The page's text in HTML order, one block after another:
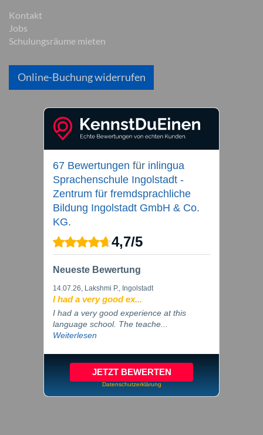
Kontakt
Jobs
Schulungsräume mieten
Online-Buchung widerrufen
67 Bewertungen für inlingua
Sprachenschule Ingolstadt -
Zentrum für fremdsprachliche
Bildung Ingolstadt GmbH & Co.
KG.
4,7/5
Neueste Bewertung
14.07.26, Lakshmi P., Ingolstadt
I had a very good ex...
I had a very good experience at this
language school. The teache...
Weiterlesen
JETZT BEWERTEN
Datenschutzerklärung